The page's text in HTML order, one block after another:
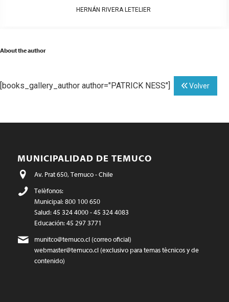
HERNÁN RIVERA LETELIER
About the author
[books_gallery_author author="PATRICK NESS"] Volver
MUNICIPALIDAD DE TEMUCO
Av. Prat 650, Temuco - Chile
Teléfonos:
Municipal: 800 100 650
Salud: 45 324 4000 - 45 324 4083
Educación: 45 297 3771
munitco@temuco.cl(correo oficial)
webmaster@temuco.cl(exclusivo para temas técnicos y de
contenido)